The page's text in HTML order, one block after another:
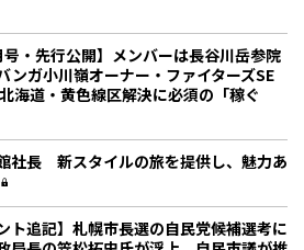
号・先行公開】メンバーは長谷川岳参院
ガ小川嶺オーナー・ファイターズSE
海道・黄色線区解決に必須の「稼ぐ
社長 新スタイルの旅を提供し、魅力あ
ト追記】札幌市長選の自民党候補選考に